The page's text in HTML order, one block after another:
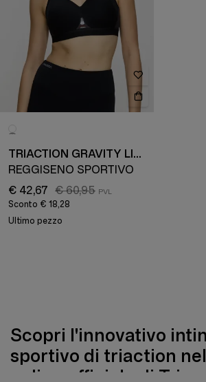
TRIACTION GRAVITY LITE
REGGISENO SPORTIVO
€ 42,67
€ 60,95
Sconto € 18,28
Ultimo pezzo
Scopri l'innovativo
sportivo di triaction
online ufficiale di